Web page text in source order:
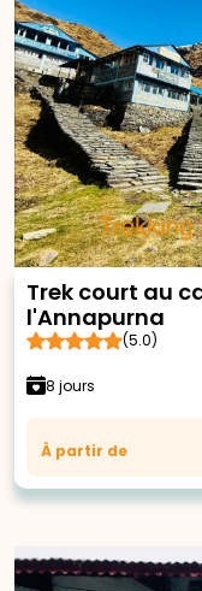
Trek court au
l'Annapurna
(5.0)
8 jours
À partir de